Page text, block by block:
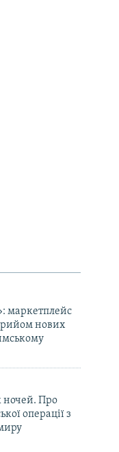
маркетплейс
нових
ночей. Про
операції з